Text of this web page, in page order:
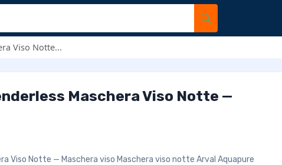
Viso Notte...
Maschera Viso Notte —
Viso Notte — Maschera viso Maschera viso notte Arval Aquapure